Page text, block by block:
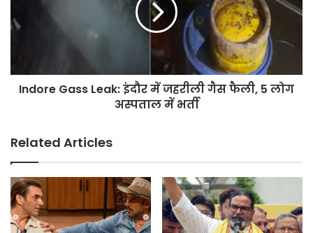
जहरीली
5
लोगIndore Gass Leak: इंदौर में जहरीली गैस फैली, 5 लोग
अस्पताल में भर्ती
Related Articles